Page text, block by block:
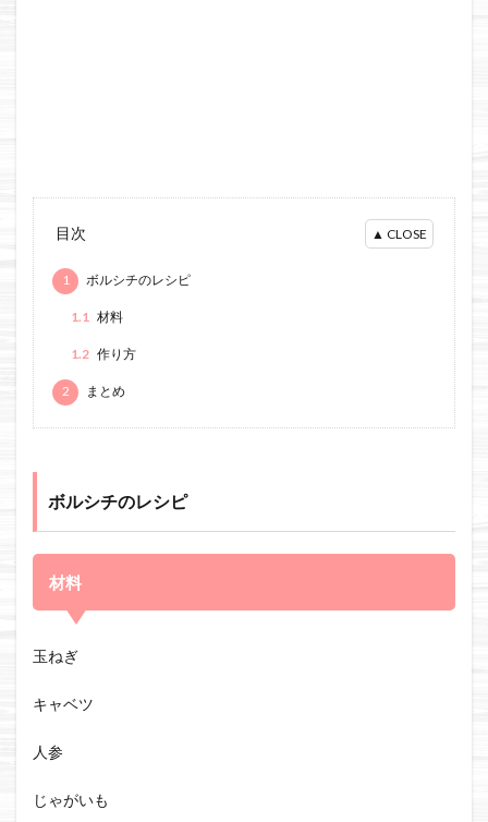
目次
1 ボルシチのレシピ
1.1 材料
1.2 作り方
2 まとめ
ボルシチのレシピ
材料
玉ねぎ
キャベツ
人参
じゃがいも